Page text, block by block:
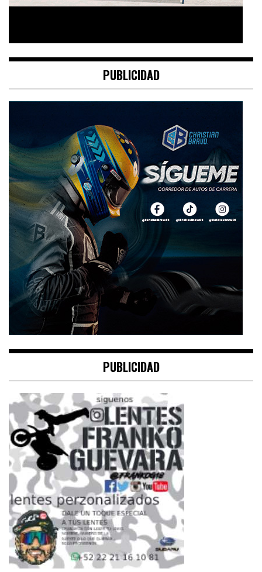
PUBLICIDAD
PUBLICIDAD